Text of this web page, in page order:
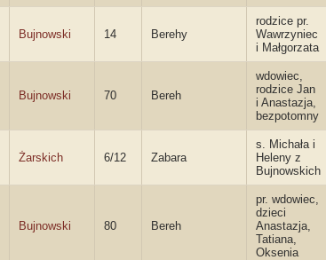
Bujnowski 14 Berehy
rodzice pr.
Wawrzyniec
i Małgorzata
Bujnowski 70 Bereh
wdowiec,
rodzice Jan
i Anastazja,
bezpotomny
Żarskich 6/12 Zabara
s. Michała i
Heleny z
Bujnowskich
Bujnowski 80 Bereh
pr. wdowiec,
dzieci
Anastazja,
Tatiana,
Oksenia